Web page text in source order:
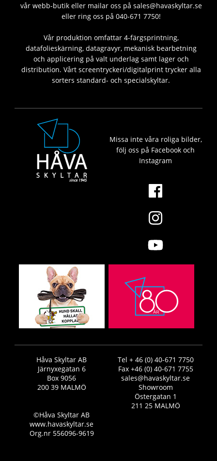
vår webb-butik eller mailar oss på sales@havaskyltar.se
eller ring oss på 040-671 7750!
Vår produktion omfattar 4-färgsprintning,
datafolieskärning, datagravyr, mekanisk bearbetning
och applicering på valt underlag samt lager och
distribution. Vårt screentryckeri/digitalprint trycker alla
sorters standard- och specialskyltar.
Missa inte våra roliga bilder,
följ oss på Facebook och
Instagram
Håva Skyltar AB
Järnyxegatan 6
Box 9056
200 39 MALMÖ
Tel + 46 (0) 40-671 7750
Fax +46 (0) 40-671 7755
sales@havaskyltar.se
Showroom
Östergatan 1
211 25 MALMÖ
©Håva Skyltar AB
www.havaskyltar.se
Org.nr 556096-9619